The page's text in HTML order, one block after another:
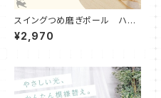
スイングつめ磨ぎポール ハイ
タイプ
¥2,970